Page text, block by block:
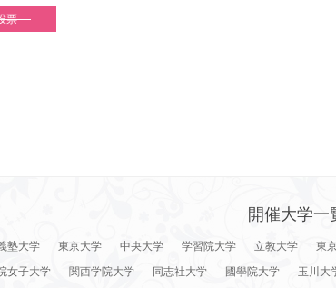
票
開催大学一
塾大学 東京大学 中央大学 学習院大学 立教大学 東
女子大学
関西学院大学 同志社大学 國學院大学 玉川大